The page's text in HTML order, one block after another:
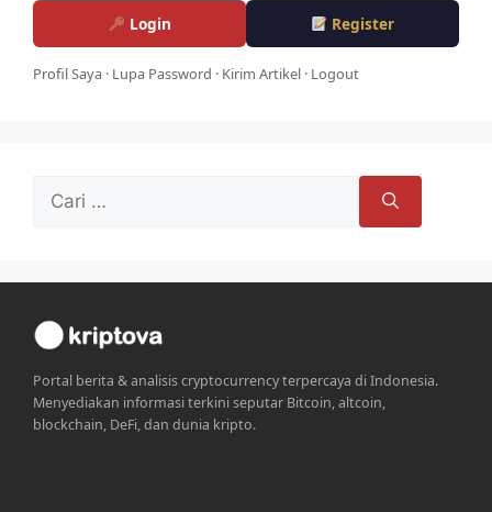
Login Register
Profil Saya · Lupa Password · Kirim Artikel · Logout
Cari
Portal berita & analisis cryptocurrency terpercaya di Indonesia.
Menyediakan informasi terkini seputar Bitcoin, altcoin,
blockchain, DeFi, dan dunia kripto.